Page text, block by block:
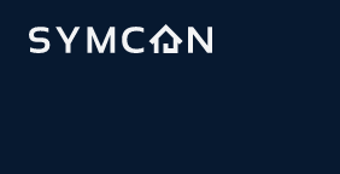
COMMUNITY
EINFÜHRUNG
INSTALLATION